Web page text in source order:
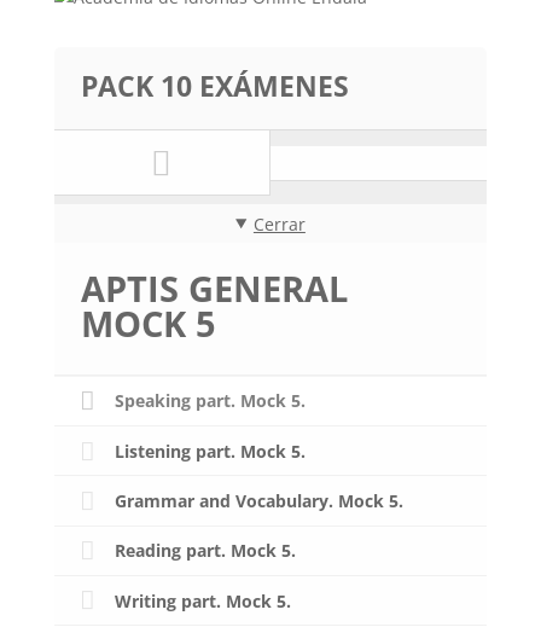
PACK 10 EXÁMENES
Cerrar
APTIS GENERAL
MOCK 5
Speaking part. Mock 5.
Listening part. Mock 5.
Grammar and Vocabulary. Mock 5.
Reading part. Mock 5.
Writing part. Mock 5.